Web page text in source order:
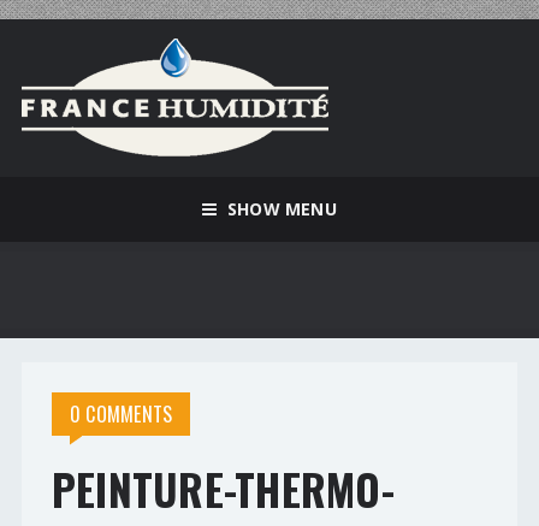
SHOW MENU
0 COMMENTS
PEINTURE-THERMO-